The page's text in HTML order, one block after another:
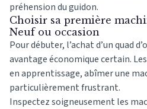
préhension du guidon.
Choisir sa première
Neuf ou occasion
Pour débuter, l’achat d’un quad
avantage économique certain.
en apprentissage, abîmer une
particulièrement frustrant.
Inspectez soigneusement les